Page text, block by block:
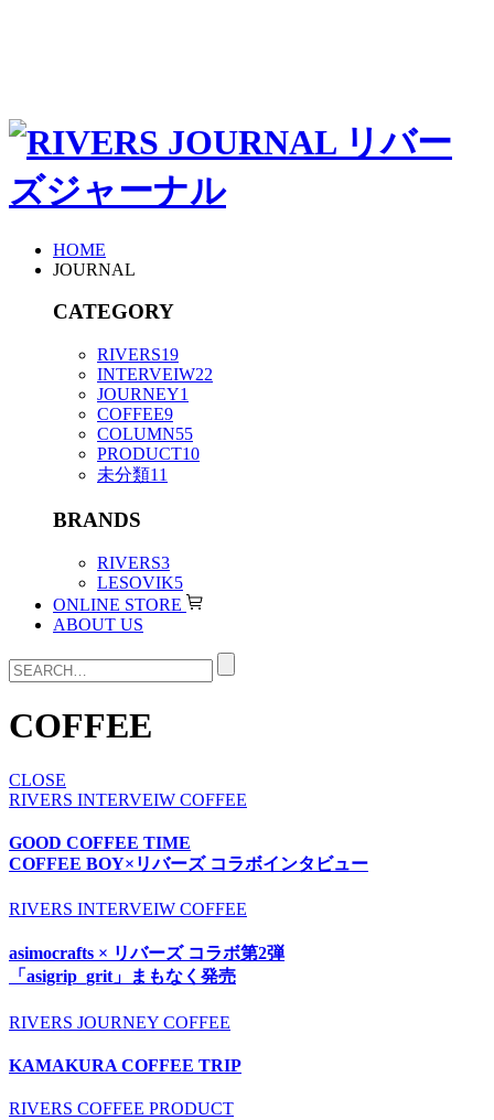
HOME
JOURNAL
CATEGORY
RIVERS19
INTERVEIW22
JOURNEY1
COFFEE9
COLUMN55
PRODUCT10
未分類11
BRANDS
RIVERS3
LESOVIK5
ONLINE STORE
ABOUT US
COFFEE
CLOSE
RIVERS INTERVEIW COFFEE
GOOD COFFEE TIME
COFFEE BOY×リバーズ コラボインタビュー
RIVERS INTERVEIW COFFEE
asimocrafts × リバーズ コラボ第2弾
「asigrip_grit」まもなく発売
RIVERS JOURNEY COFFEE
KAMAKURA COFFEE TRIP
RIVERS COFFEE PRODUCT